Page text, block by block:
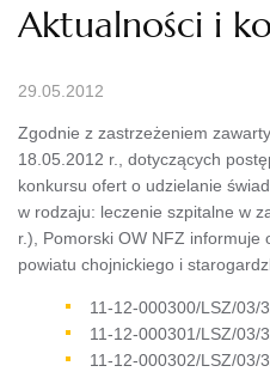
Aktualności i
29.05.2012
Zgodnie z zastrzeżeniem
18.05.2012 r., dotyczących
konkursu ofert o udzielanie
w rodzaju: leczenie szpitalne w
r.), Pomorski OW NFZ informuje
powiatu chojnickiego i
11-12-000300/LSZ/03/
11-12-000301/LSZ/03/
11-12-000302/LSZ/03/